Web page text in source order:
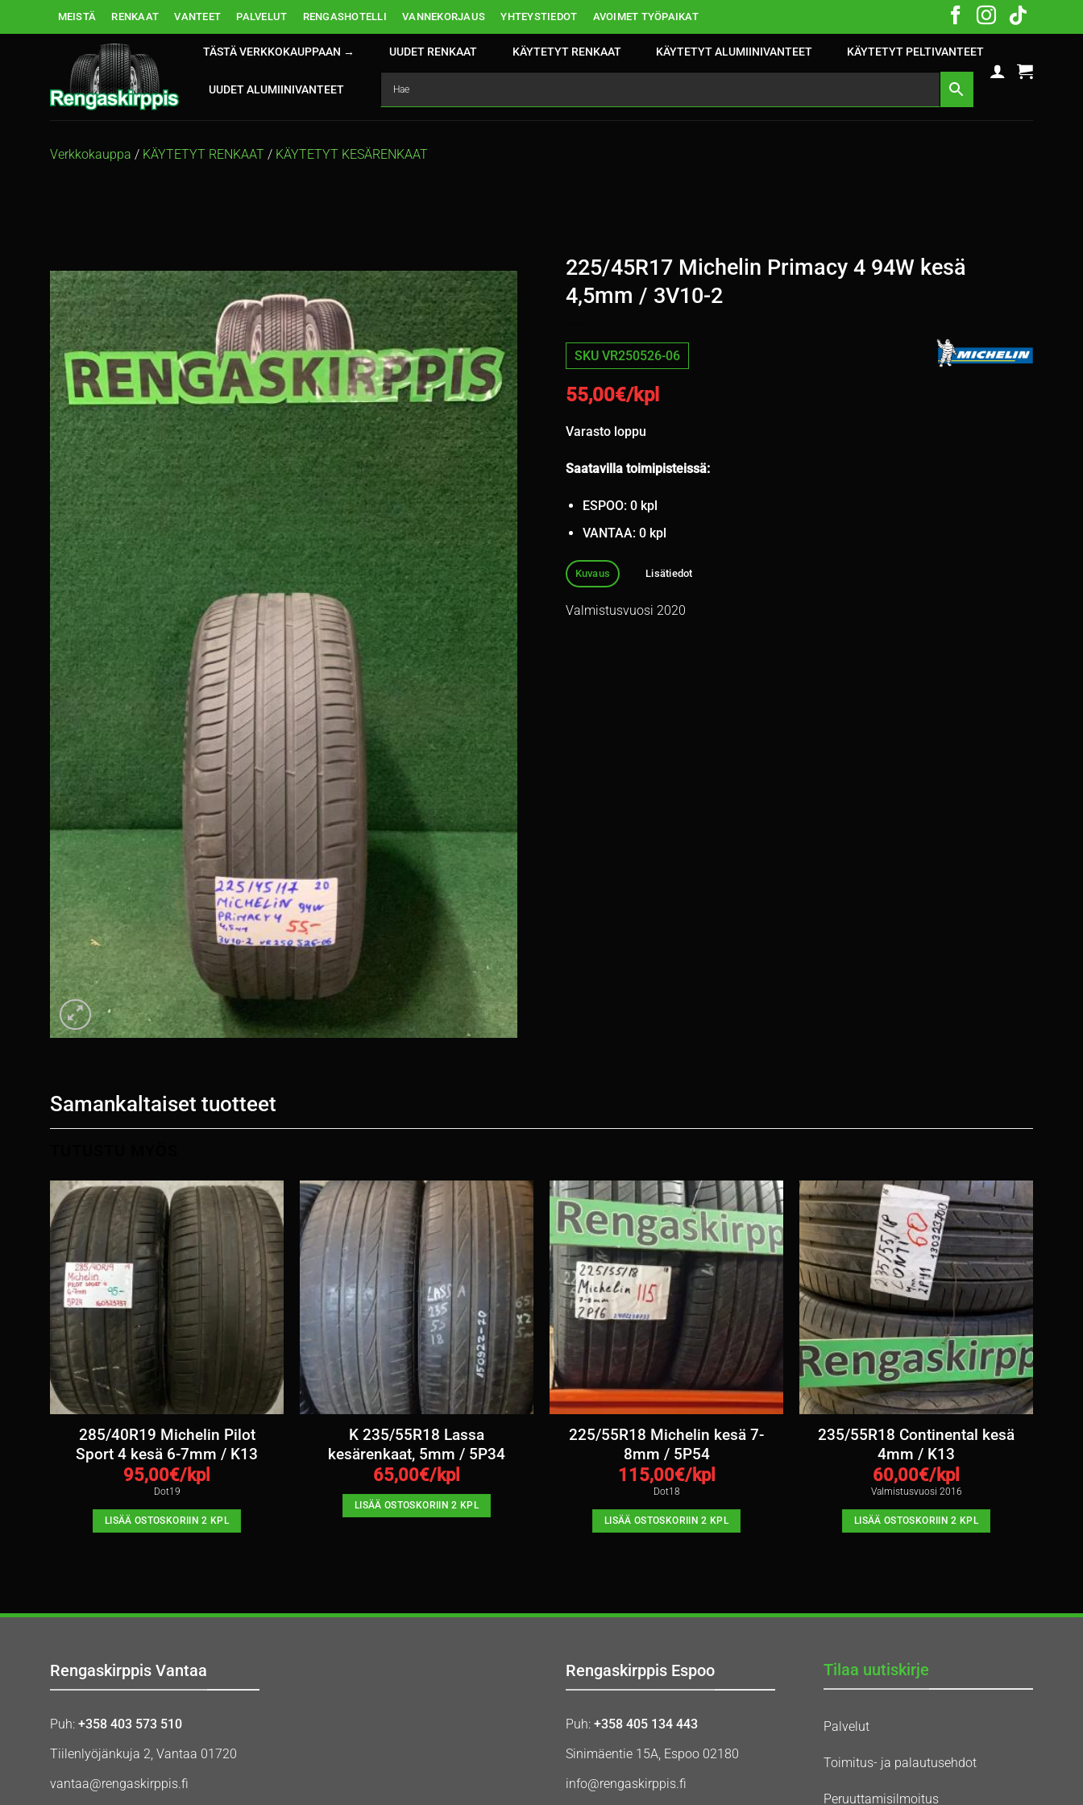
MEISTÄ RENKAAT VANTEET PALVELUT RENGASHOTELLI VANNEKORJAUS YHTEYSTIEDOT AVOIMET TYÖPAIKAT
TÄSTÄ VERKKOKAUPPAAN → UUDET RENKAAT KÄYTETYT RENKAAT KÄYTETYT ALUMIINIVANTEET KÄYTETYT PELTIVANTEET
UUDET ALUMIINIVANTEET
Verkkokauppa / KÄYTETYT RENKAAT / KÄYTETYT KESÄRENKAAT
225/45R17 Michelin Primacy 4 94W kesä
4,5mm / 3V10-2
SKU VR250526-06
55,00€/kpl
Varasto loppu
Saatavilla toimipisteissä:
ESPOO: 0 kpl
VANTAA: 0 kpl
Kuvaus Lisätiedot
Valmistusvuosi 2020
Samankaltaiset tuotteet
285/40R19 Michelin Pilot
Sport 4 kesä 6-7mm / K13
95,00€/kpl
Dot19
LISÄÄ OSTOSKORIIN 2 KPL
K 235/55R18 Lassa
kesärenkaat, 5mm / 5P34
65,00€/kpl
LISÄÄ OSTOSKORIIN 2 KPL
225/55R18 Michelin kesä 7-
8mm / 5P54
115,00€/kpl
Dot18
LISÄÄ OSTOSKORIIN 2 KPL
235/55R18 Continental kesä
4mm / K13
60,00€/kpl
Valmistusvuosi 2016
LISÄÄ OSTOSKORIIN 2 KPL
Rengaskirppis Vantaa
Puh: +358 403 573 510
Tiilenlyöjänkuja 2, Vantaa 01720
vantaa@rengaskirppis.fi
Rengaskirppis Espoo
Puh: +358 405 134 443
Sinimäentie 15A, Espoo 02180
info@rengaskirppis.fi
Tilaa uutiskirje
Palvelut
Toimitus- ja palautusehdot
Peruuttamisilmoitus